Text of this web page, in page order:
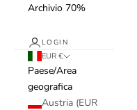
Archivio 70%
LOGIN
EUR €
Paese/Area
geografica
Austria (EUR